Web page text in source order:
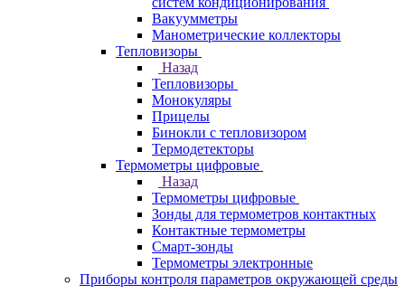
Вакуумметры
Манометрические коллекторы
Тепловизоры
Назад
Тепловизоры
Монокуляры
Прицелы
Бинокли с тепловизором
Термодетекторы
Термометры цифровые
Назад
Термометры цифровые
Зонды для термометров контактных
Контактные термометры
Смарт-зонды
Термометры электронные
Приборы контроля параметров окружающей среды